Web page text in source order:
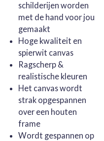
schilderijen worden
met de hand voor jou
gemaakt
Hoge kwaliteit en
spierwit canvas
Ragscherp &
realistische kleuren
Het canvas wordt
strak opgespannen
over een houten
frame
Wordt gespannen op